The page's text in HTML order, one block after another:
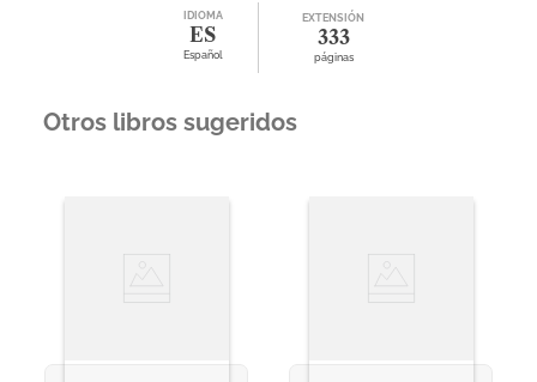
IDIOMA
ES
Español
EXTENSIÓN
333
páginas
Otros libros sugeridos